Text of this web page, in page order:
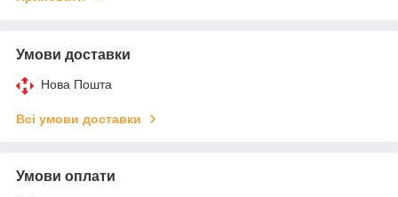
Умови доставки
Нова Пошта
Всі умови доставки
Умови оплати